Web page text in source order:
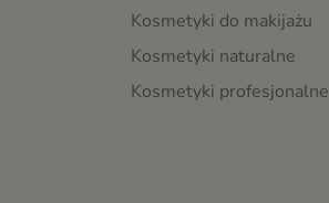
Kosmetyki do makijażu
Kosmetyki naturalne
Kosmetyki profesjonalne